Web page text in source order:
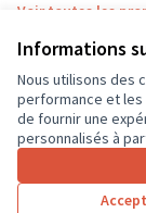
Informations
Nous utilisons des
performance et
de fournir une
personnalisés à
Voir toutes les
Conditions
Paramètres des
CD37 sur X
(Lien externe)
CD37 sur
CD37